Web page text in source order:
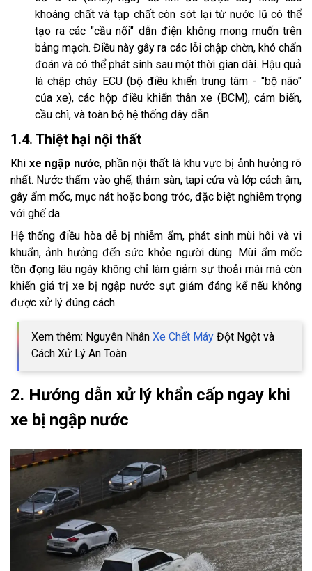
khoáng chất và tạp chất còn sót lại từ nước lũ có thể
tạo ra các "cầu nối" dẫn điện không mong muốn trên
bảng mạch. Điều này gây ra các lỗi chập chờn, khó chẩn
đoán và có thể phát sinh sau một thời gian dài. Hậu quả
là chập cháy ECU (bộ điều khiển trung tâm - "bộ não"
của xe), các hộp điều khiển thân xe (BCM), cảm biến,
cầu chì, và toàn bộ hệ thống dây dẫn.
1.4. Thiệt hại nội thất
Khi xe ngập nước, phần nội thất là khu vực bị ảnh hưởng rõ
nhất. Nước thấm vào ghế, thảm sàn, tapi cửa và lớp cách âm,
gây ẩm mốc, mục nát hoặc bong tróc, đặc biệt nghiêm trọng
với ghế da.
Hệ thống điều hòa dễ bị nhiễm ẩm, phát sinh mùi hôi và vi
khuẩn, ảnh hưởng đến sức khỏe người dùng. Mùi ẩm mốc
tồn đọng lâu ngày không chỉ làm giảm sự thoải mái mà còn
khiến giá trị xe bị ngập nước sụt giảm đáng kể nếu không
được xử lý đúng cách.
Xem thêm: Nguyên Nhân Xe Chết Máy Đột Ngột và
Cách Xử Lý An Toàn
2. Hướng dẫn xử lý khẩn cấp ngay khi
xe bị ngập nước